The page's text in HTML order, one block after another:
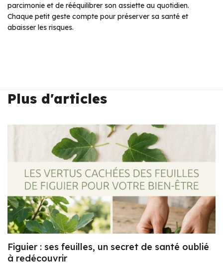
parcimonie et de rééquilibrer son assiette au quotidien.
Chaque petit geste compte pour préserver sa santé et
abaisser les risques.
Plus d'articles
Figuier : ses feuilles, un secret de santé oublié
à redécouvrir